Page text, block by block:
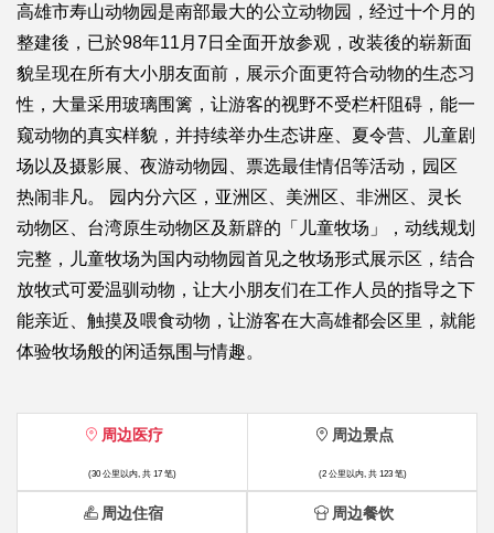
高雄市寿山动物园是南部最大的公立动物园，经过十个月的
整建後，已於98年11月7日全面开放参观，改装後的崭新面
貌呈现在所有大小朋友面前，展示介面更符合动物的生态习
性，大量采用玻璃围篱，让游客的视野不受栏杆阻碍，能一
窥动物的真实样貌，并持续举办生态讲座、夏令营、儿童剧
场以及摄影展、夜游动物园、票选最佳情侣等活动，园区
热闹非凡。 园内分六区，亚洲区、美洲区、非洲区、灵长
动物区、台湾原生动物区及新辟的「儿童牧场」，动线规划
完整，儿童牧场为国内动物园首见之牧场形式展示区，结合
放牧式可爱温驯动物，让大小朋友们在工作人员的指导之下
能亲近、触摸及喂食动物，让游客在大高雄都会区里，就能
体验牧场般的闲适氛围与情趣。
周边医疗
(30 公里以内, 共 17 笔)
周边景点
(2 公里以内, 共 123 笔)
周边住宿 周边餐饮